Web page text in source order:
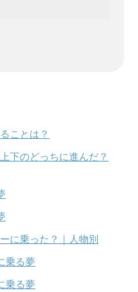
ことは？
下のどっちに進んだ？
に乗った？｜人物別
乗る夢
乗る夢